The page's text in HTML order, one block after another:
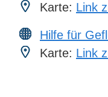
Karte: Link
Hilfe für
Karte: Link